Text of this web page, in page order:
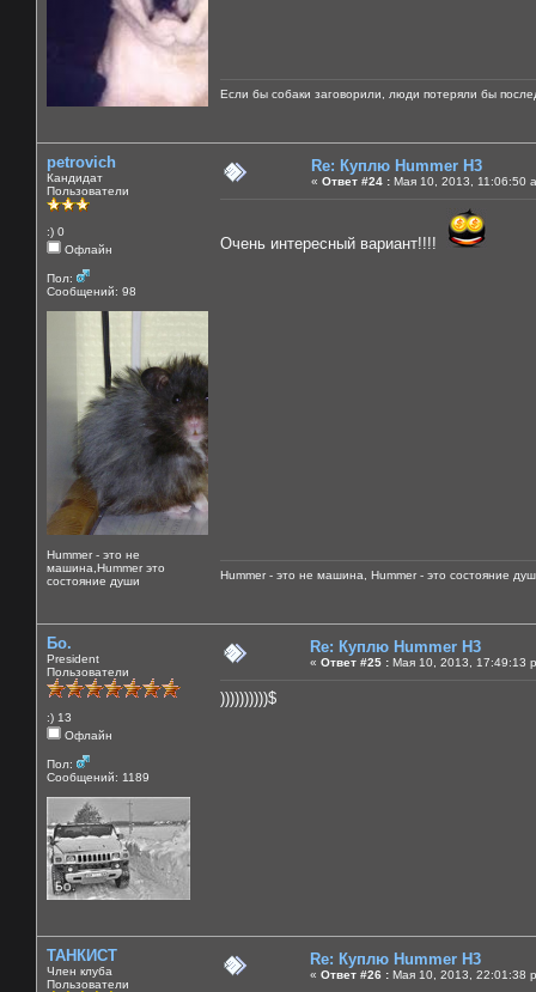
Если бы собаки заговорили, люди потеряли бы
petrovich
Кандидат
Пользователи
:) 0
Офлайн
Пол:
Сообщений: 98
Hummer - это не
машина,Hummer это
состояние души
Re: Куплю Hummer H3
« Ответ #24 : Мая 10, 2013, 11:06:50
Очень интересный вариант!!!!
Hummer - это не машина, Hummer - это состояние
Бо.
President
Пользователи
:) 13
Офлайн
Пол:
Сообщений: 1189
Re: Куплю Hummer H3
« Ответ #25 : Мая 10, 2013, 17:49:13
))))))))))$
ТАНКИСТ
Член клуба
Пользователи
Re: Куплю Hummer H3
« Ответ #26 : Мая 10, 2013, 22:01:38